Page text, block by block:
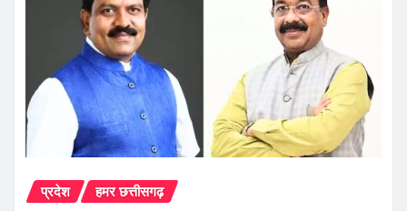
प्रदेश हमर छत्तीसगढ़